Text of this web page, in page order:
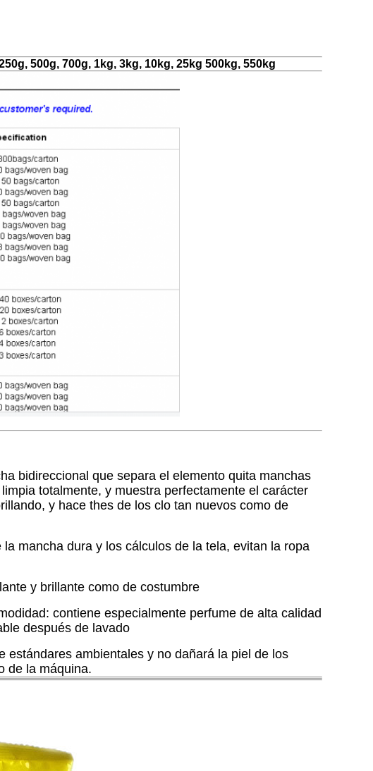
500g, 700g, 1kg, 3kg, 10kg, 25kg 500kg, 550kg
bidireccional que separa el elemento quita manchas
totalmente, y muestra perfectamente el carácter
y hace thes de los clo tan nuevos como de
mancha dura y los cálculos de la tela, evitan la ropa
y brillante como de costumbre
contiene especialmente perfume de alta calidad
después de lavado
estándares ambientales y no dañará la piel de los
de la máquina.